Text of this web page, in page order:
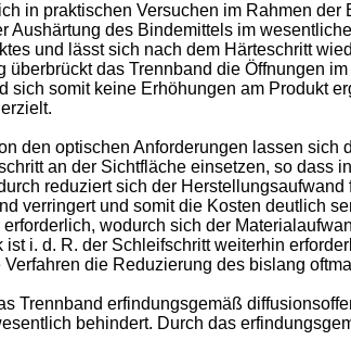
in praktischen Versuchen im Rahmen
Aushärtung des Bindemittels im
und lässt sich nach dem Härteschritt
überbrückt das Trennband die Öffnungen
sich somit keine Erhöhungen am Produkt
den optischen Anforderungen lassen
an der Sichtfläche einsetzen, so dass
reduziert sich der
verringert und somit die Kosten deutlich
wodurch sich der
ist i. d. R. der Schleifschritt weiterhin
die Reduzierung des bislang
Trennband erfindungsgemäß
behindert. Durch das